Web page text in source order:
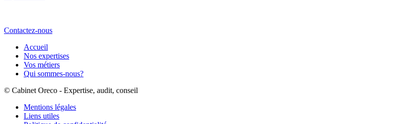
Contactez-nous
Accueil
Nos expertises
Vos métiers
Qui sommes-nous?
© Cabinet Oreco - Expertise, audit, conseil
Mentions légales
Liens utiles